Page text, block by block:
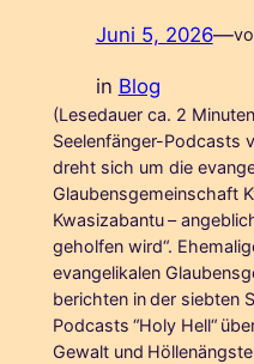
Juni 5, 2026—
in Blog
(Lesedauer ca. 2
Seelenfänger-Podcasts
dreht sich um die
Glaubensgemeinschaft
Kwasizabantu –
geholfen wird“.
evangelikalen
berichten in der siebten
Podcasts “Holy Hell“
Gewalt und